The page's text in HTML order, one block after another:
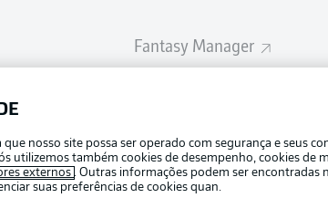
Fantasy Manager
APLICATIVO DA BUNDESLIGA
nosso site possa ser operado com segurança e seus
utilizemos também cookies de desempenho, cookies de
externos . Outras informações podem ser encontradas
suas preferências de cookies quan.